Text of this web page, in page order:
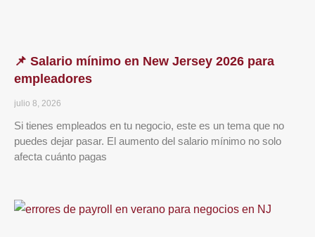
📌 Salario mínimo en New Jersey 2026 para
empleadores
julio 8, 2026
Si tienes empleados en tu negocio, este es un tema que no
puedes dejar pasar. El aumento del salario mínimo no solo
afecta cuánto pagas